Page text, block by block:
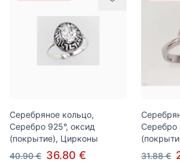
Серебряное кольцо,
Серебро 925°, оксид
(покрытие), Цирконы
40.90 € 36.80 €
Серебро
31.88 €